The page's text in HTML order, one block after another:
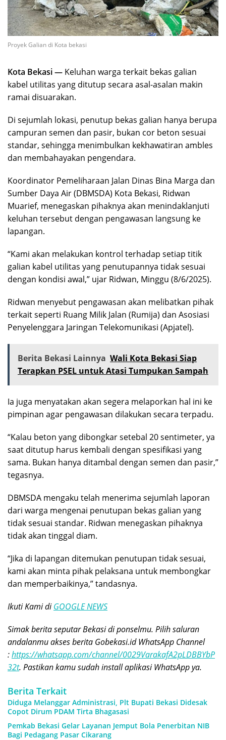
Proyek Galian di Kota bekasi
Kota Bekasi — Keluhan warga terkait bekas galian
kabel utilitas yang ditutup secara asal-asalan makin
ramai disuarakan.
Di sejumlah lokasi, penutup bekas galian hanya berupa
campuran semen dan pasir, bukan cor beton sesuai
standar, sehingga menimbulkan kekhawatiran ambles
dan membahayakan pengendara.
Koordinator Pemeliharaan Jalan Dinas Bina Marga dan
Sumber Daya Air (DBMSDA) Kota Bekasi, Ridwan
Muarief, menegaskan pihaknya akan menindaklanjuti
keluhan tersebut dengan pengawasan langsung ke
lapangan.
“Kami akan melakukan kontrol terhadap setiap titik
galian kabel utilitas yang penutupannya tidak sesuai
dengan kondisi awal,” ujar Ridwan, Minggu (8/6/2025).
Ridwan menyebut pengawasan akan melibatkan pihak
terkait seperti Ruang Milik Jalan (Rumija) dan Asosiasi
Penyelenggara Jaringan Telekomunikasi (Apjatel).
Berita Bekasi Lainnya Wali Kota Bekasi Siap
Terapkan PSEL untuk Atasi Tumpukan Sampah
Ia juga menyatakan akan segera melaporkan hal ini ke
pimpinan agar pengawasan dilakukan secara terpadu.
“Kalau beton yang dibongkar setebal 20 sentimeter, ya
saat ditutup harus kembali dengan spesifikasi yang
sama. Bukan hanya ditambal dengan semen dan pasir,”
tegasnya.
DBMSDA mengaku telah menerima sejumlah laporan
dari warga mengenai penutupan bekas galian yang
tidak sesuai standar. Ridwan menegaskan pihaknya
tidak akan tinggal diam.
“Jika di lapangan ditemukan penutupan tidak sesuai,
kami akan minta pihak pelaksana untuk membongkar
dan memperbaikinya,” tandasnya.
Ikuti Kami diGOOGLE NEWS
Simak berita seputar Bekasi di ponselmu. Pilih saluran
andalanmu akses berita Gobekasi.id WhatsApp Channel
:https://whatsapp.com/channel/0029VarakafA2pLDBBYbP
32t. Pastikan kamu sudah install aplikasi WhatsApp ya.
Berita Terkait
Diduga Melanggar Administrasi, Plt Bupati Bekasi Didesak
Copot Dirum PDAM Tirta Bhagasasi
Pemkab Bekasi Gelar Layanan Jemput Bola Penerbitan NIB
Bagi Pedagang Pasar Cikarang